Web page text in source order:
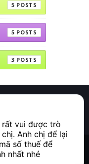
5
5
3
rất vui được trò
Anh chị để lại
số thuế để
nhất nhé